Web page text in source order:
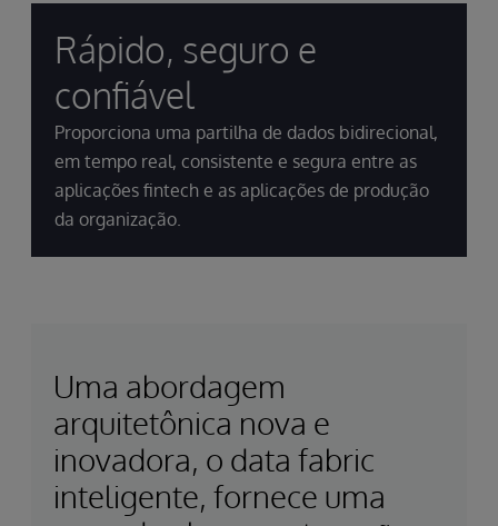
Rápido, seguro e
confiável
Proporciona uma partilha de dados bidirecional,
em tempo real, consistente e segura entre as
aplicações fintech e as aplicações de produção
da organização.
Uma abordagem
arquitetônica nova e
inovadora, o data fabric
inteligente, fornece uma